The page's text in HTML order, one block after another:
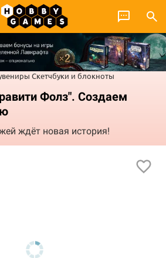
Скетчбуки и блокноты
Фолз". Создаем
ждёт новая история!